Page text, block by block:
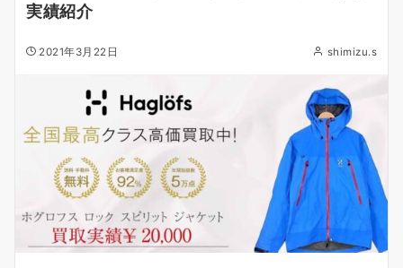
実績紹介
2021年3月22日 shimizu.s